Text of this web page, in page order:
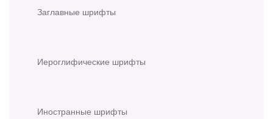
Заглавные шрифты
Иероглифические шрифты
Иностранные шрифты